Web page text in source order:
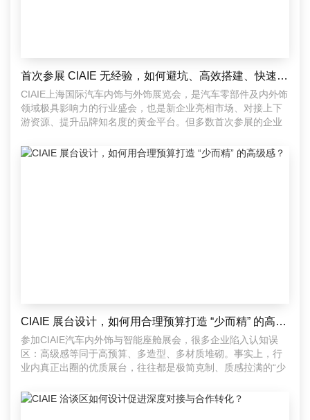
首次参展 CIAIE 无经验，如何避坑、高效搭建、快速融入行业圈层？
CIAIE上海国际汽车内饰与外饰展览会，是汽车零部件及内外饰
领域极具影响力的行业盛会，也是新企业亮相市场、对接上下
游资源、提升品牌知名度的黄金平台。但多数首次参展的企业
CIAIE 展台设计，如何用合理预算打造 “少而精” 的高级感？
参加CIAIE汽车内外饰与智能座舱展会，很多企业陷入认知误
区：高级感等同于高预算、多造型、多材质堆砌。事实上，行
业内真正出圈的优质展台，往往都是极简克制、质感拉满的“少